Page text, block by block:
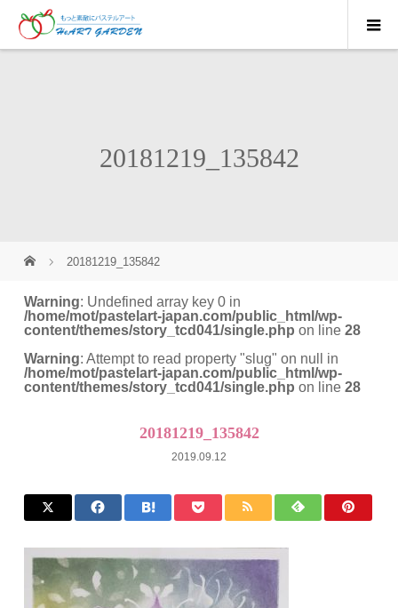
20181219_135842
20181219_135842
Warning: Undefined array key 0 in
/home/mot/pastelart-japan.com/public_html/wp-
content/themes/story_tcd041/single.php on line28
Warning: Attempt to read property "slug" on null in
/home/mot/pastelart-japan.com/public_html/wp-
content/themes/story_tcd041/single.php on line28
20181219_135842
2019.09.12